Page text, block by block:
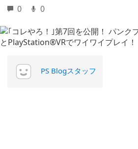
0 0
PS Blogスタッフ